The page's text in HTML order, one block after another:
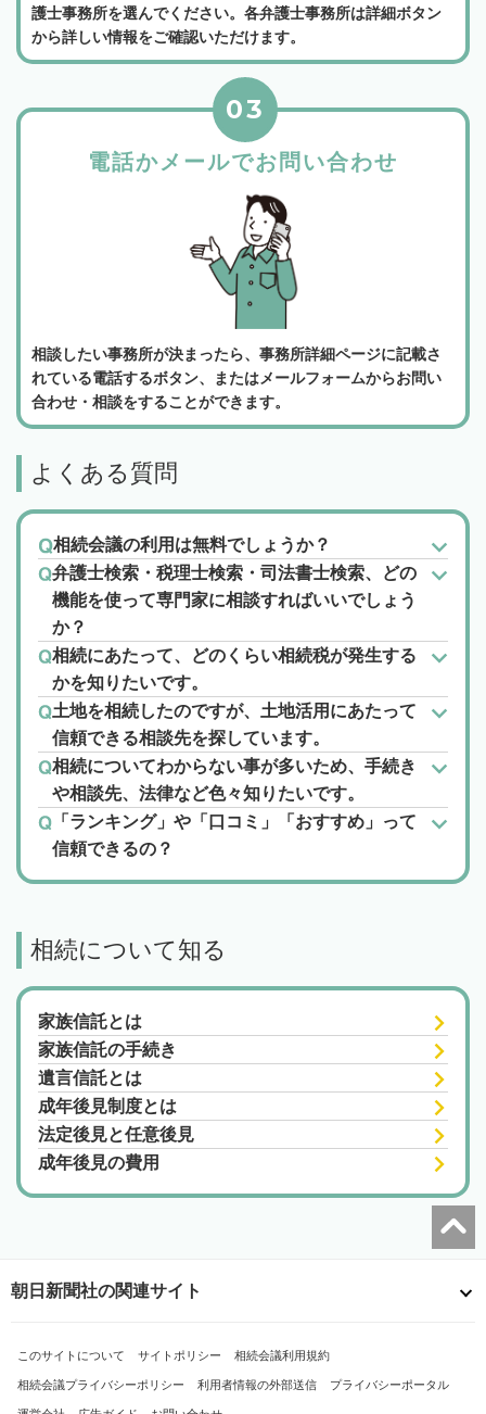
護士事務所を選んでください。各弁護士事務所は詳細ボタン
から詳しい情報をご確認いただけます。
電話かメールでお問い合わせ
03
相談したい事務所が決まったら、事務所詳細ページに記載さ
れている電話するボタン、またはメールフォームからお問い
合わせ・相談をすることができます。
よくある質問
相続会議の利用は無料でしょうか？
弁護士検索・税理士検索・司法書士検索、どの
機能を使って専門家に相談すればいいでしょう
か？
相続にあたって、どのくらい相続税が発生する
かを知りたいです。
土地を相続したのですが、土地活用にあたって
信頼できる相談先を探しています。
相続についてわからない事が多いため、手続き
や相談先、法律など色々知りたいです。
「ランキング」や「口コミ」「おすすめ」って
信頼できるの？
相続について知る
家族信託とは
家族信託の手続き
遺言信託とは
成年後見制度とは
法定後見と任意後見
成年後見の費用
朝日新聞社の関連サイト
このサイトについて サイトポリシー 相続会議利用規約
相続会議プライバシーポリシー 利用者情報の外部送信 プライバシーポータル